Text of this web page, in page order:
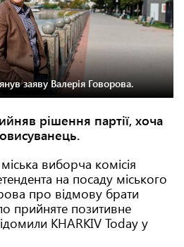
заяву Валерія Говорова.
рішення партії, хоча
виборча комісія
на посаду міського
про відмову брати
прийняте позитивне
KHARKIV Today у